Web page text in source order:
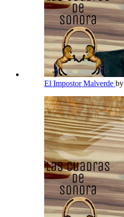
El Impostor Malverde by